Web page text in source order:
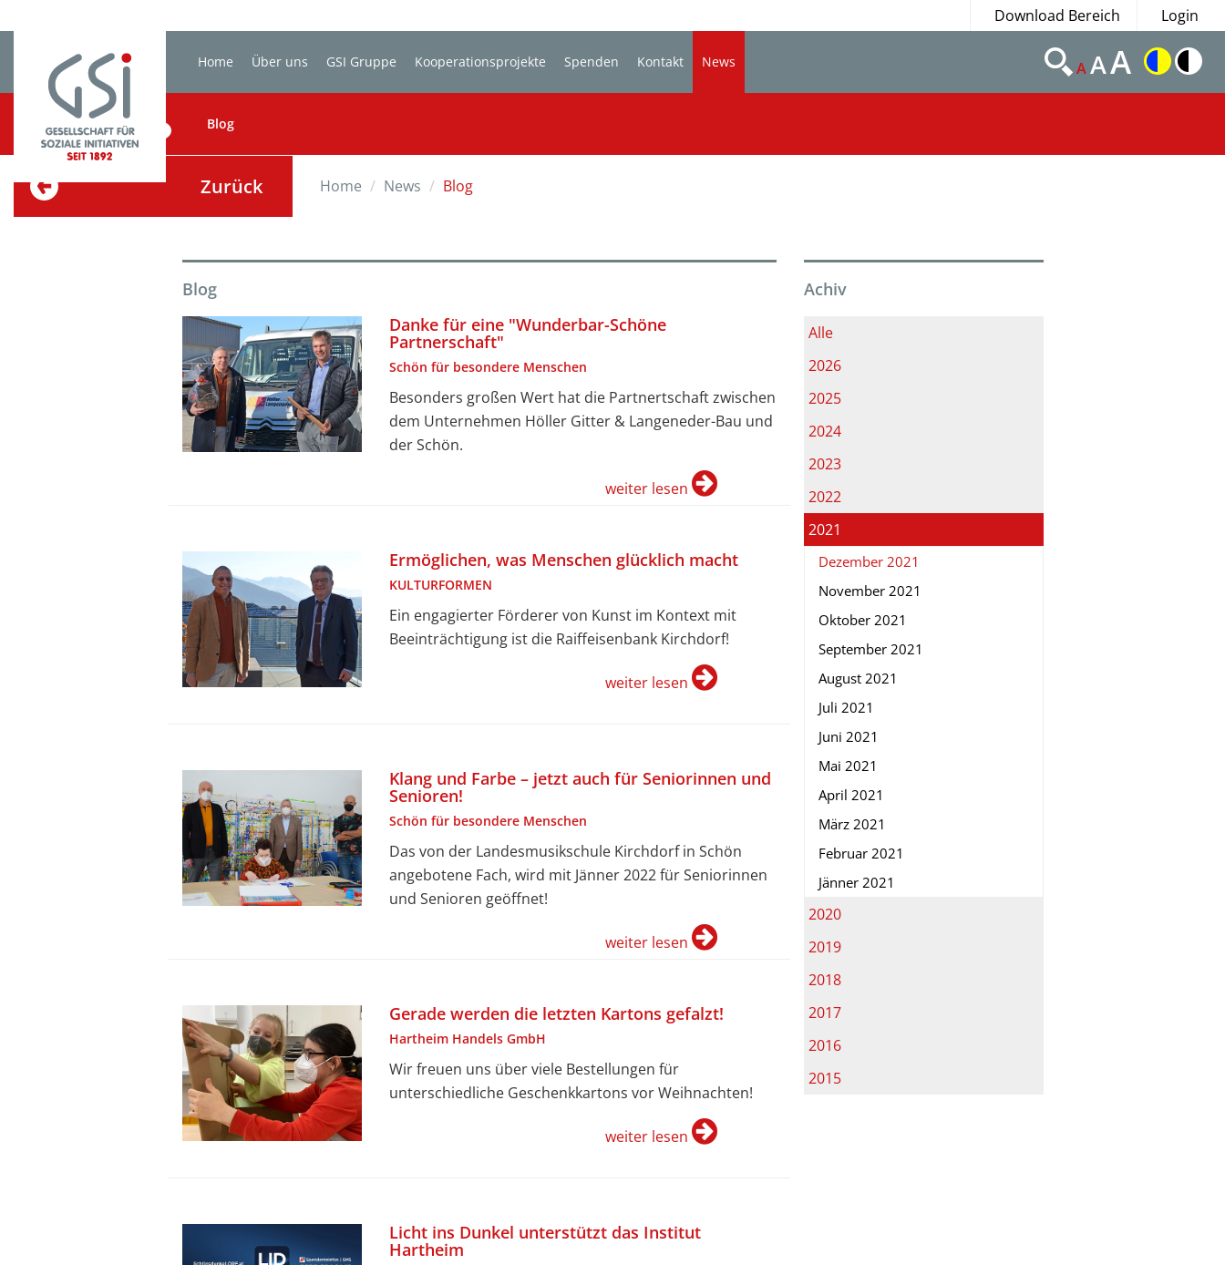
Download Bereich Login
Home Über uns GSI Gruppe Kooperationsprojekte Spenden Kontakt News
Blog
AAA
BLOG
Zurück Home News Blog
Achiv
Alle
2026
2025
2024
2023
2022
2021
Dezember 2021
November 2021
Oktober 2021
September 2021
August 2021
Juli 2021
Juni 2021
Mai 2021
April 2021
März 2021
Februar 2021
Jänner 2021
2020
2019
2018
2017
2016
2015
Blog
Danke für eine "Wunderbar-Schöne
Partnerschaft"
Schön für besondere Menschen
Besonders großen Wert hat die Partnertschaft zwischen
dem Unternehmen Höller Gitter & Langeneder-Bau und
der Schön.
weiter lesen
Ermöglichen, was Menschen glücklich macht
KULTURFORMEN
Ein engagierter Förderer von Kunst im Kontext mit
Beeinträchtigung ist die Raiffeisenbank Kirchdorf!
weiter lesen
Klang und Farbe – jetzt auch für Seniorinnen und
Senioren!
Schön für besondere Menschen
Das von der Landesmusikschule Kirchdorf in Schön
angebotene Fach, wird mit Jänner 2022 für Seniorinnen
und Senioren geöffnet!
weiter lesen
Gerade werden die letzten Kartons gefalzt!
Hartheim Handels GmbH
Wir freuen uns über viele Bestellungen für
unterschiedliche Geschenkkartons vor Weihnachten!
weiter lesen
Licht ins Dunkel unterstützt das Institut
Hartheim